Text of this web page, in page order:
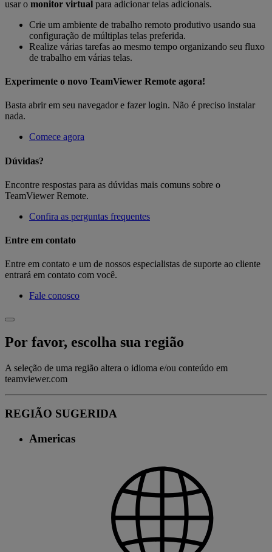
usar o monitor virtual para adicionar telas adicionais.
Crie um ambiente de trabalho remoto produtivo usando sua
configuração de múltiplas telas preferida.
Realize várias tarefas ao mesmo tempo organizando seu fluxo
de trabalho em várias telas.
Experimente o novo TeamViewer Remote agora!
Basta abrir em seu navegador e fazer login. Não é preciso instalar
nada.
Comece agora
Dúvidas?
Encontre respostas para as dúvidas mais comuns sobre o
TeamViewer Remote.
Confira as perguntas frequentes
Entre em contato
Entre em contato e um de nossos especialistas de suporte ao cliente
entrará em contato com você.
Fale conosco
Por favor, escolha sua região
A seleção de uma região altera o idioma e/ou conteúdo em
teamviewer.com
REGIÃO SUGERIDA
Americas